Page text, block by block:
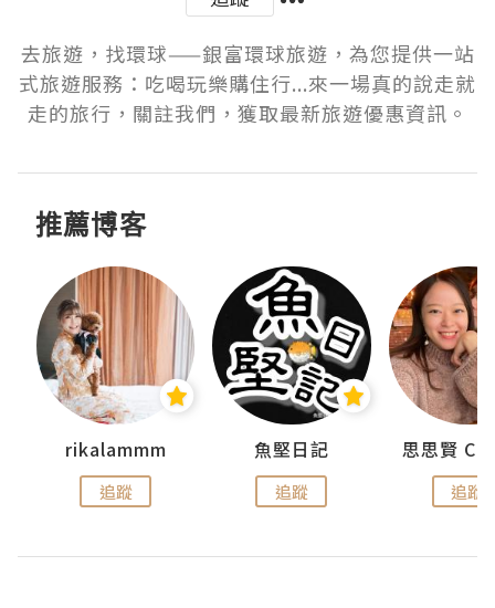
去旅遊，找環球——銀富環球旅遊，為您提供一站
式旅遊服務：吃喝玩樂購住行...來一場真的說走就
走的旅行，關註我們，獲取最新旅遊優惠資訊。
推薦博客
rikalammm
追蹤
魚堅日記
追蹤 追蹤